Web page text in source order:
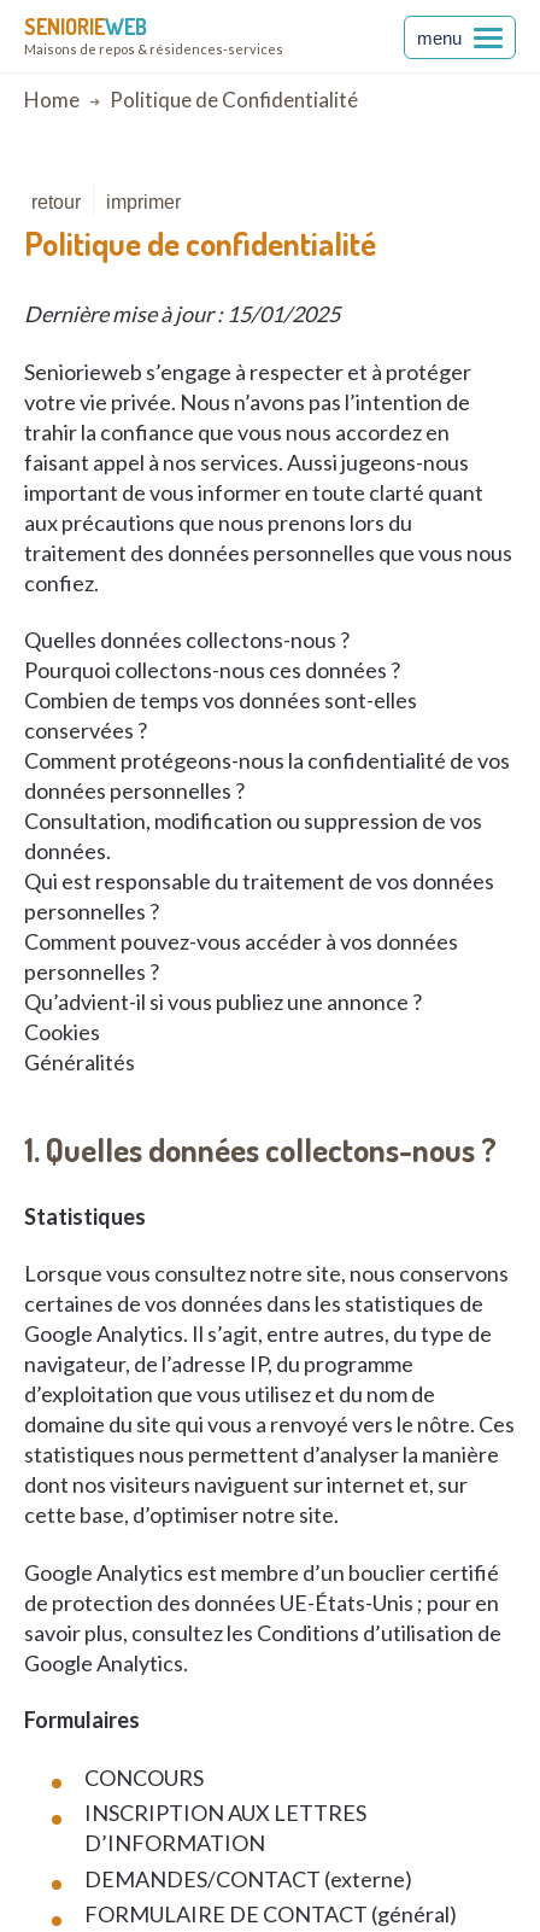
SENIORIEWEB
Maisons de repos & résidences-services
menu
Breadcrumb
Home Politique de Confidentialité
retour imprimer
Politique de confidentialité
Dernière mise à jour : 15/01/2025
Seniorieweb s’engage à respecter et à protéger
votre vie privée. Nous n’avons pas l’intention de
trahir la confiance que vous nous accordez en
faisant appel à nos services. Aussi jugeons-nous
important de vous informer en toute clarté quant
aux précautions que nous prenons lors du
traitement des données personnelles que vous nous
confiez.
Quelles données collectons-nous ?
Pourquoi collectons-nous ces données ?
Combien de temps vos données sont-elles
conservées ?
Comment protégeons-nous la confidentialité de vos
données personnelles ?
Consultation, modification ou suppression de vos
données.
Qui est responsable du traitement de vos données
personnelles ?
Comment pouvez-vous accéder à vos données
personnelles ?
Qu’advient-il si vous publiez une annonce ?
Cookies
Généralités
1. Quelles données collectons-nous ?
Statistiques
Lorsque vous consultez notre site, nous conservons
certaines de vos données dans les statistiques de
Google Analytics. Il s’agit, entre autres, du type de
navigateur, de l’adresse IP, du programme
d’exploitation que vous utilisez et du nom de
domaine du site qui vous a renvoyé vers le nôtre. Ces
statistiques nous permettent d’analyser la manière
dont nos visiteurs naviguent sur internet et, sur
cette base, d’optimiser notre site.
Google Analytics est membre d’un bouclier certifié
de protection des données UE-États-Unis ; pour en
savoir plus, consultez les Conditions d’utilisation de
Google Analytics.
Formulaires
CONCOURS
INSCRIPTION AUX LETTRES
D’INFORMATION
DEMANDES/CONTACT (externe)
FORMULAIRE DE CONTACT (général)